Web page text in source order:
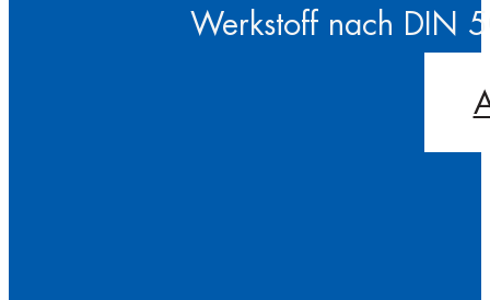
Werkstoff nach DIN